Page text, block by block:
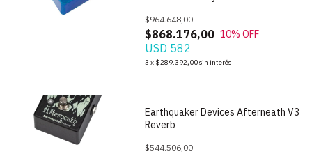
$868.176,00
$964.648,00
10% OFF
USD 582
3 x $289.392,00sin interés
Earthquaker Devices Afterneath V3
Reverb
$544.506,00